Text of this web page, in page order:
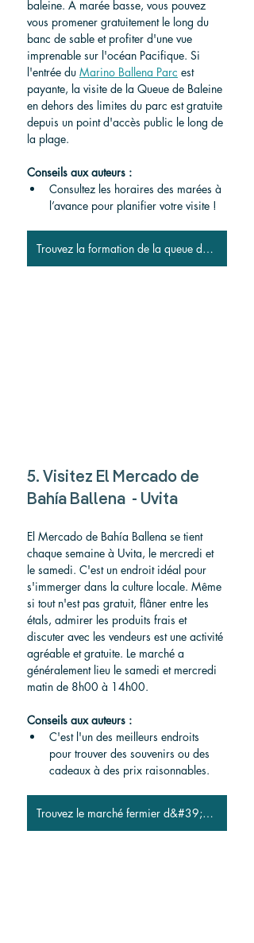
baleine. À marée basse, vous pouvez
vous promener gratuitement le long du
banc de sable et profiter d'une vue
imprenable sur l'océan Pacifique. Si
l'entrée du Marino Ballena Parc est
payante, la visite de la Queue de Baleine
en dehors des limites du parc est gratuite
depuis un point d'accès public le long de
la plage.
Conseils aux auteurs :
Consultez les horaires des marées à
l’avance pour planifier votre visite !
Trouvez la formation de la queue de baleine
5. Visitez El Mercado de
Bahía Ballena  - Uvita
El Mercado de Bahía Ballena se tient
chaque semaine à Uvita, le mercredi et
le samedi. C'est un endroit idéal pour
s'immerger dans la culture locale. Même
si tout n'est pas gratuit, flâner entre les
étals, admirer les produits frais et
discuter avec les vendeurs est une activité
agréable et gratuite. Le marché a
généralement lieu le samedi et mercredi
matin de 8h00 à 14h00.
Conseils aux auteurs :
C'est l'un des meilleurs endroits
pour trouver des souvenirs ou des
cadeaux à des prix raisonnables.
Trouvez le marché fermier d&#39;Uvita